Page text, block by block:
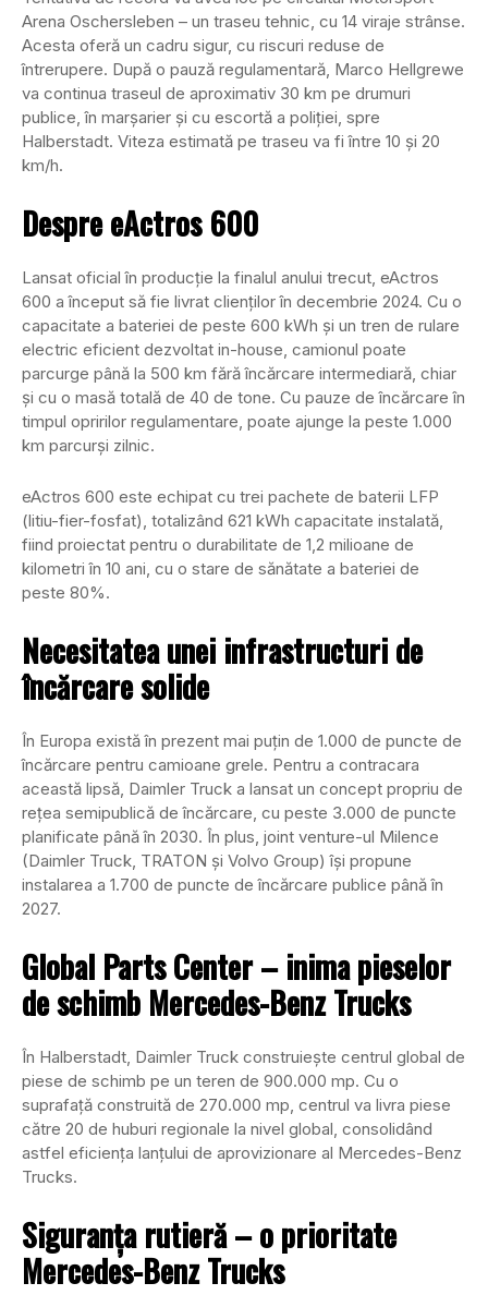
Arena Oschersleben – un traseu tehnic, cu 14 viraje strânse.
Acesta oferă un cadru sigur, cu riscuri reduse de
întrerupere. După o pauză regulamentară, Marco Hellgrewe
va continua traseul de aproximativ 30 km pe drumuri
publice, în marșarier și cu escortă a poliției, spre
Halberstadt. Viteza estimată pe traseu va fi între 10 și 20
km/h.
Despre eActros 600
Lansat oficial în producție la finalul anului trecut, eActros
600 a început să fie livrat clienților în decembrie 2024. Cu o
capacitate a bateriei de peste 600 kWh și un tren de rulare
electric eficient dezvoltat in-house, camionul poate
parcurge până la 500 km fără încărcare intermediară, chiar
și cu o masă totală de 40 de tone. Cu pauze de încărcare în
timpul opririlor regulamentare, poate ajunge la peste 1.000
km parcurși zilnic.
eActros 600 este echipat cu trei pachete de baterii LFP
(litiu-fier-fosfat), totalizând 621 kWh capacitate instalată,
fiind proiectat pentru o durabilitate de 1,2 milioane de
kilometri în 10 ani, cu o stare de sănătate a bateriei de
peste 80%.
Necesitatea unei infrastructuri de
încărcare solide
În Europa există în prezent mai puțin de 1.000 de puncte de
încărcare pentru camioane grele. Pentru a contracara
această lipsă, Daimler Truck a lansat un concept propriu de
rețea semipublică de încărcare, cu peste 3.000 de puncte
planificate până în 2030. În plus, joint venture-ul Milence
(Daimler Truck, TRATON și Volvo Group) își propune
instalarea a 1.700 de puncte de încărcare publice până în
2027.
Global Parts Center – inima pieselor
de schimb Mercedes-Benz Trucks
În Halberstadt, Daimler Truck construiește centrul global de
piese de schimb pe un teren de 900.000 mp. Cu o
suprafață construită de 270.000 mp, centrul va livra piese
către 20 de huburi regionale la nivel global, consolidând
astfel eficiența lanțului de aprovizionare al Mercedes-Benz
Trucks.
Siguranța rutieră – o prioritate
Mercedes-Benz Trucks